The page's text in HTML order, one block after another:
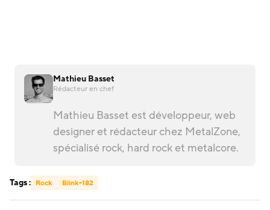
Mathieu Basset
Rédacteur en chef
Mathieu Basset est développeur, web
designer et rédacteur chez MetalZone,
spécialisé rock, hard rock et metalcore.
Tags : Rock Blink-182